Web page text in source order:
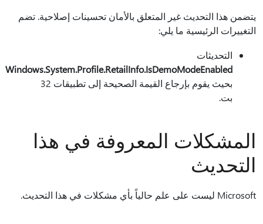
يتضمن هذا التحديث غير المتعلق بالأمان تحسينات إصلاحية. تضم
التغييرات الرئيسية ما يلي:
التحديثات
Windows.System.Profile.RetailInfo.IsDemoModeEnabled
بحيث يقوم بإرجاع القيمة الصحيحة إلى تطبيقات 32
بت.
المشكلات المعروفة في هذا
التحديث
Microsoft ليست على علم حالياً بأي مشكلات في هذا التحديث.